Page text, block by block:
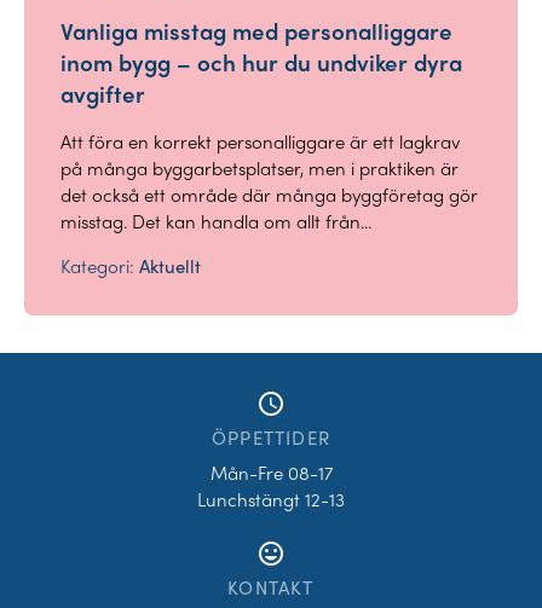
Vanliga misstag med personalliggare
inom bygg – och hur du undviker dyra
avgifter
Att föra en korrekt personalliggare är ett lagkrav
på många byggarbetsplatser, men i praktiken är
det också ett område där många byggföretag gör
misstag. Det kan handla om allt från...
Kategori:Aktuellt
access_time
ÖPPETTIDER
Mån-Fre 08-17
Lunchstängt 12-13
tag_faces
KONTAKT